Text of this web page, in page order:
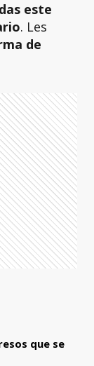
este
. Les
de
que se